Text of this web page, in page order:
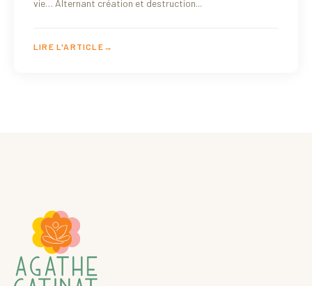
vie… Alternant création et destruction...
LIRE L'ARTICLE →